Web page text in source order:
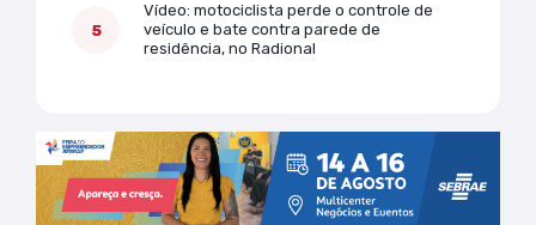
Vídeo: motociclista perde o controle de
veículo e bate contra parede de
residência, no Radional